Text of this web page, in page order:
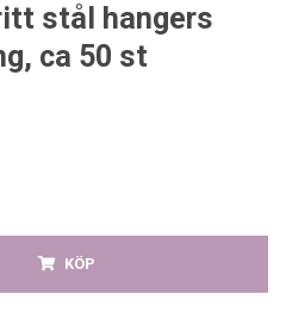
stål hangers
ca 50 st
KÖP